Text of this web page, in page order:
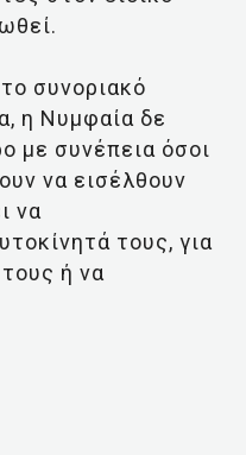
συνοριακό
η Νυμφαία δε
με συνέπεια όσοι
να εισέλθουν
να
τους, για
ή να